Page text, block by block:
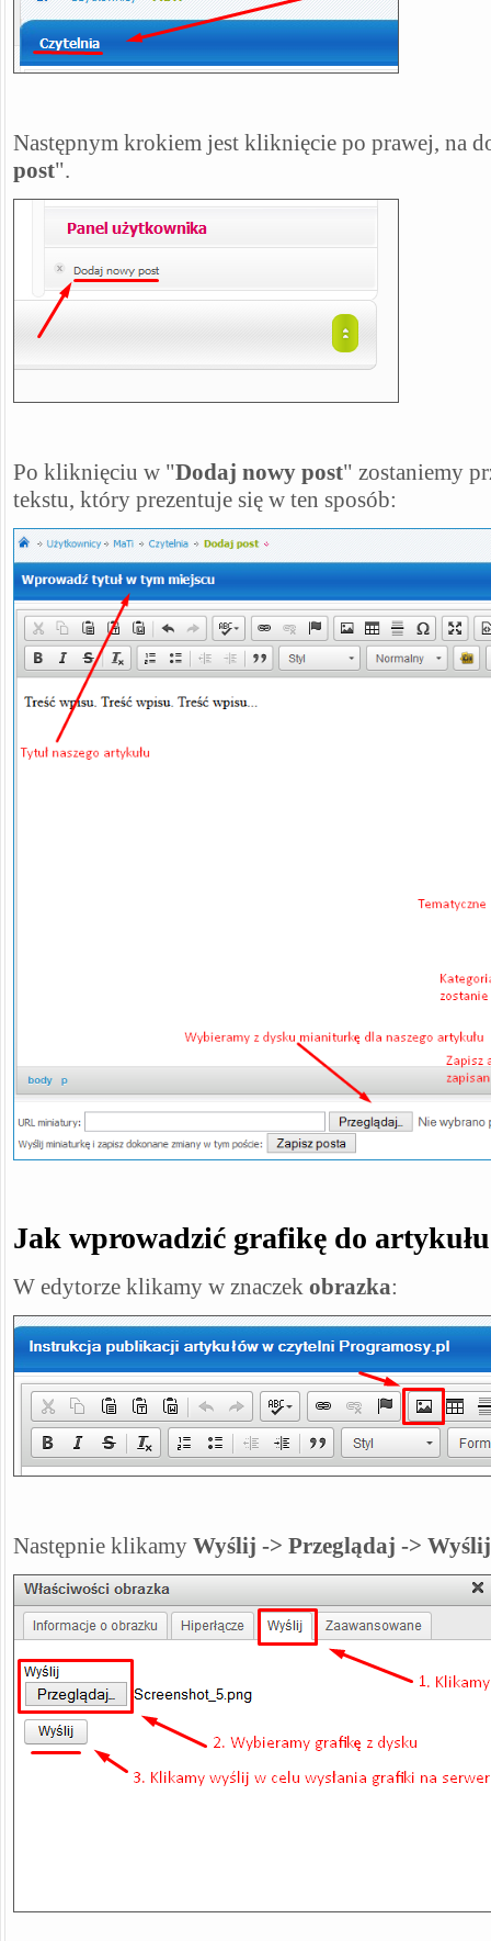
Następnym krokiem jest kliknięcie po prawej, na
post".
Po kliknięciu w "Dodaj nowy post" zostaniemy
tekstu, który prezentuje się w ten sposób:
Jak wprowadzić grafikę do
W edytorze klikamy w znaczek obrazka:
Następnie klikamy Wyślij -> Przeglądaj -> Wyślij